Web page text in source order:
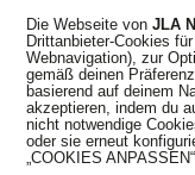
Luis
Notare von
Die Webseite vonJLA
Drittanbieter-Cookies
Webnavigation), zur
gemäß deinen
basierend auf deinem
akzeptieren, indem du
nicht notwendige
oder sie erneut
„COOKIES